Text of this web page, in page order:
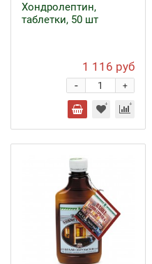
Хондролептин,
таблетки, 50 шт
1 116 руб
+
-